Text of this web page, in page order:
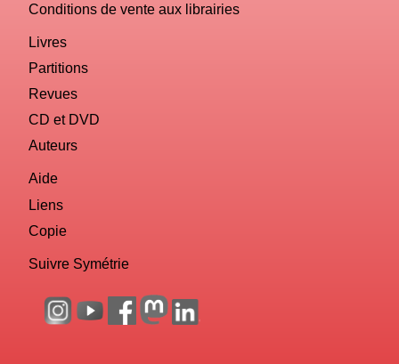
Conditions de vente aux librairies
Livres
Partitions
Revues
CD et DVD
Auteurs
Aide
Liens
Copie
Suivre Symétrie